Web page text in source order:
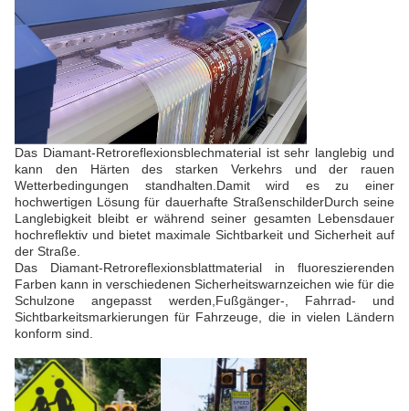
Das Diamant-Retroreflexionsblechmaterial ist sehr langlebig und
kann den Härten des starken Verkehrs und der rauen
Wetterbedingungen standhalten.Damit wird es zu einer
hochwertigen Lösung für dauerhafte StraßenschilderDurch seine
Langlebigkeit bleibt er während seiner gesamten Lebensdauer
hochreflektiv und bietet maximale Sichtbarkeit und Sicherheit auf
der Straße.
Das Diamant-Retroreflexionsblattmaterial in fluoreszierenden
Farben kann in verschiedenen Sicherheitswarnzeichen wie für die
Schulzone angepasst werden,Fußgänger-, Fahrrad- und
Sichtbarkeitsmarkierungen für Fahrzeuge, die in vielen Ländern
konform sind.